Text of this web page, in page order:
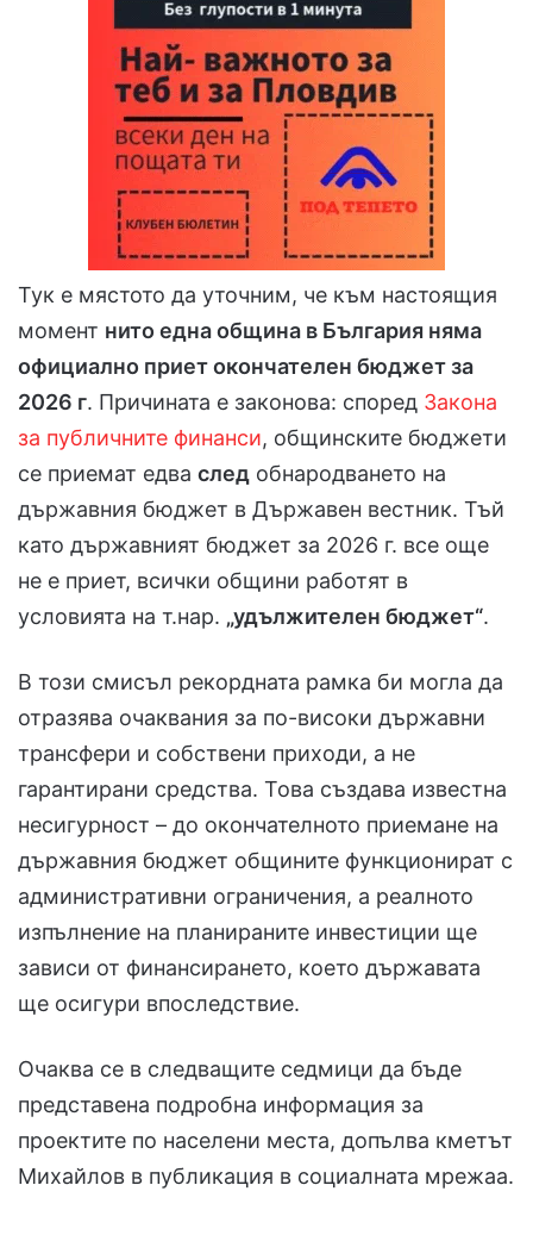
Тук е мястото да уточним, че към настоящия
момент нито една община в България няма
официално приет окончателен бюджет за
2026 г. Причината е законова: според Закона
за публичните финанси, общинските бюджети
се приемат едва след обнародването на
държавния бюджет в Държавен вестник. Тъй
като държавният бюджет за 2026 г. все още
не е приет, всички общини работят в
условията на т.нар. „удължителен бюджет“.
В този смисъл рекордната рамка би могла да
отразява очаквания за по-високи държавни
трансфери и собствени приходи, а не
гарантирани средства. Това създава известна
несигурност – до окончателното приемане на
държавния бюджет общините функционират с
административни ограничения, а реалното
изпълнение на планираните инвестиции ще
зависи от финансирането, което държавата
ще осигури впоследствие.
Очаква се в следващите седмици да бъде
представена подробна информация за
проектите по населени места, допълва кметът
Михайлов в публикация в социалната мрежаа.